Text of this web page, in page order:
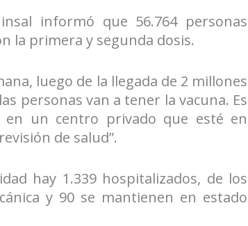
informó que 56.764 personas
la primera y segunda dosis.
luego de la llegada de 2 millones
personas van a tener la vacuna. Es
un centro privado que esté en
de salud”.
hay 1.339 hospitalizados, de los
y 90 se mantienen en estado